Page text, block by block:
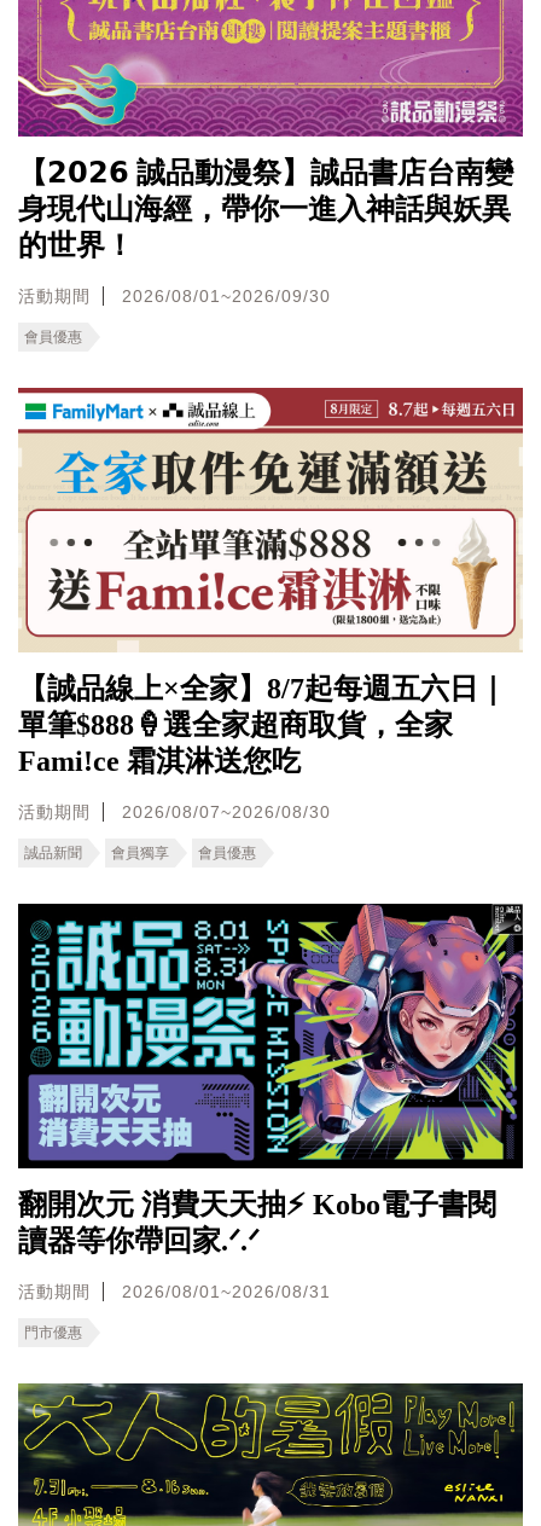
【𝟮𝟬𝟮𝟲 誠品動漫祭】誠品書店台南變
身現代山海經，帶你一進入神話與妖異
的世界！
活動期間 2026/08/01~2026/09/30
會員優惠
【誠品線上×全家】8/7起每週五六日｜
單筆$888🍦選全家超商取貨，全家
Fami!ce 霜淇淋送您吃
活動期間 2026/08/07~2026/08/30
誠品新聞 會員獨享 會員優惠
翻開次元 消費天天抽⚡ Kobo電子書閱
讀器等你帶回家.ᐟ.ᐟ
活動期間 2026/08/01~2026/08/31
門市優惠